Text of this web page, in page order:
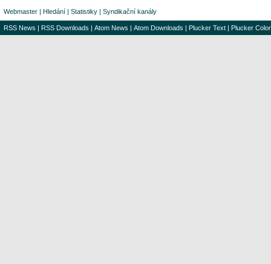
Webmaster | Hledání | Statistiky | Syndikační kanály
RSS News | RSS Downloads | Atom News | Atom Downloads | Plucker Text | Plucker Color